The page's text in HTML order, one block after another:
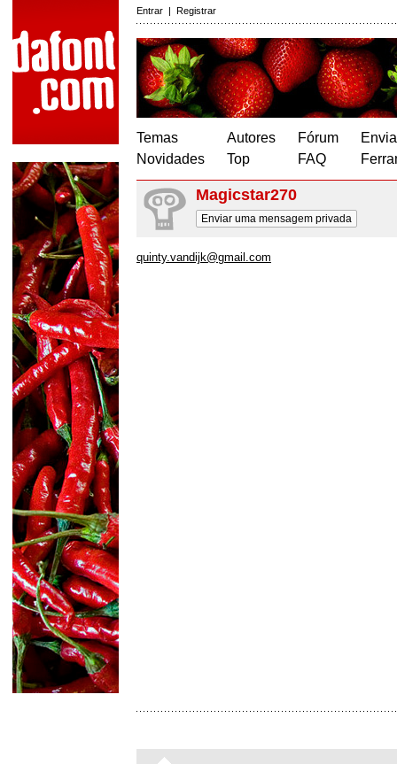
Entrar | Registrar
Temas
Novidades
Autores
Top
Fórum
FAQ
Magicstar270
Enviar uma mensagem privada
quinty.vandijk@gmail.com